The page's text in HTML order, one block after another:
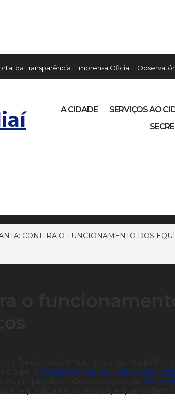
da Transparência Imprensa Oficial
A CIDADE SERVIÇOS AO
CONFIRA O FUNCIONAMENTO DOS
decreto nº 28.578, de 29 de